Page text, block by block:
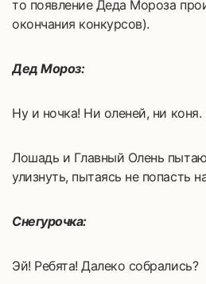
то появление Деда Мороза
окончания конкурсов).
Дед Мороз:
Ну и ночка! Ни оленей, ни
Лошадь и Главный Олень
улизнуть, пытаясь не попасть
Снегурочка:
Эй! Ребята! Далеко собрались?